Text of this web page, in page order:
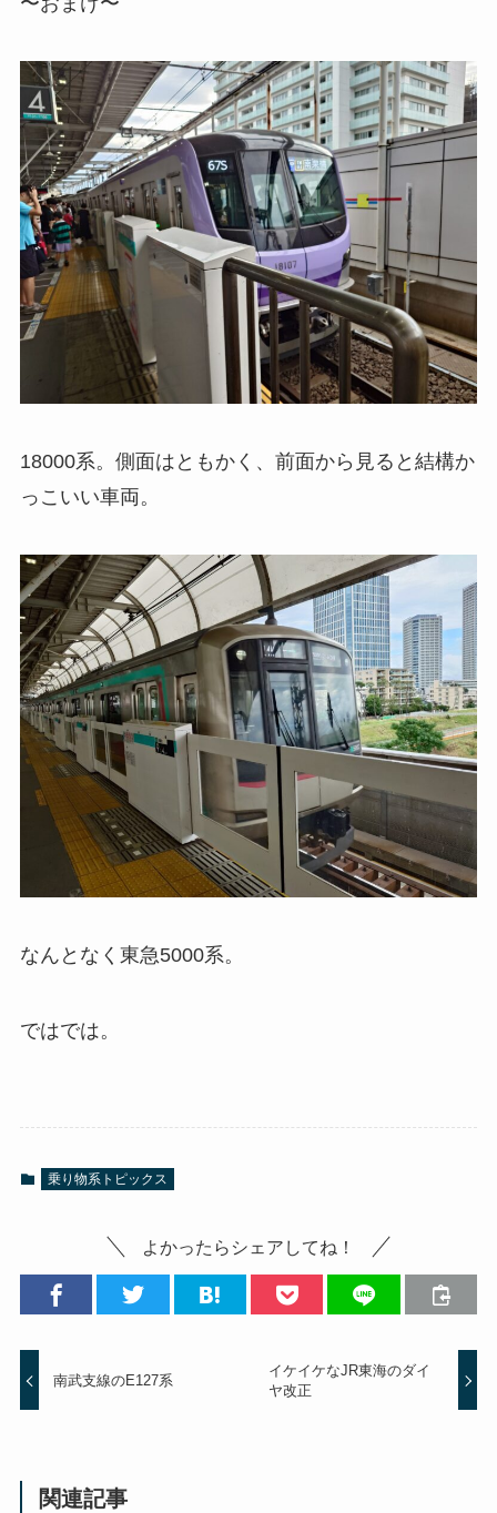
18000系。側面はともかく、前面から見ると結構か
っこいい車両。
なんとなく東急5000系。
ではでは。
乗り物系トピックス
よかったらシェアしてね！
南武支線のE127系
イケイケなJR東海のダイ
ヤ改正
関連記事